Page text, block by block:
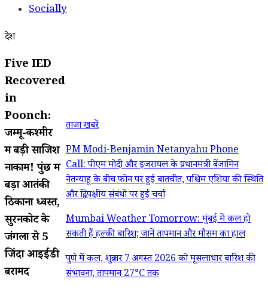
Socially
देश
Five IED
Recovered
in
Poonch:
जम्मू-कश्मीर
में बड़ी साजिश
नाकाम! पुंछ में
बड़ा आतंकी
ठिकाना ध्वस्त,
सुरनकोट के
जंगलों से 5
जिंदा आइईडी
बरामद
ताजा खबरें
PM Modi-Benjamin Netanyahu Phone
Call: पीएम मोदी और इजरायल के प्रधानमंत्री बेंजामिन
नेतन्याहू के बीच फोन पर हुई बातचीत, पश्चिम एशिया की स्थिति
और द्विपक्षीय संबंधों पर हुई चर्चा
Mumbai Weather Tomorrow: मुंबई में कल हो
सकती हैं हल्की बारिश; जानें तापमान और मौसम का हाल
पुणे में कल, शुक्रवार 7 अगस्त 2026 को मूसलाधार बारिश की
संभावना, तापमान 27°C तक